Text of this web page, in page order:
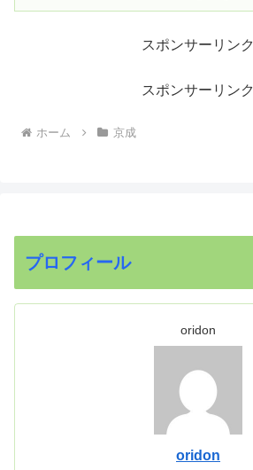
スポンサーリンク
スポンサーリンク
ホーム 京成
プロフィール
oridon
oridon